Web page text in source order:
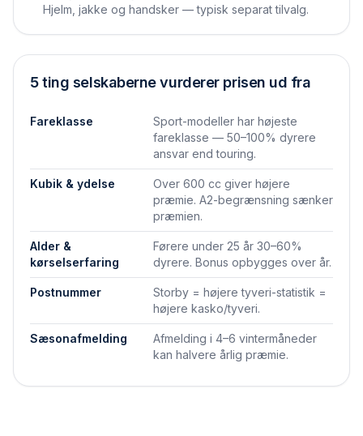
Hjelm, jakke og handsker — typisk separat tilvalg.
5 ting selskaberne vurderer prisen ud fra
Fareklasse
Sport-modeller har højeste
fareklasse — 50–100% dyrere
ansvar end touring.
Kubik & ydelse
Over 600 cc giver højere
præmie. A2-begrænsning sænker
præmien.
Alder &
kørselserfaring
Førere under 25 år 30–60%
dyrere. Bonus opbygges over år.
Postnummer
Storby = højere tyveri-statistik =
højere kasko/tyveri.
Sæson­afmelding
Afmelding i 4–6 vintermåneder
kan halvere årlig præmie.